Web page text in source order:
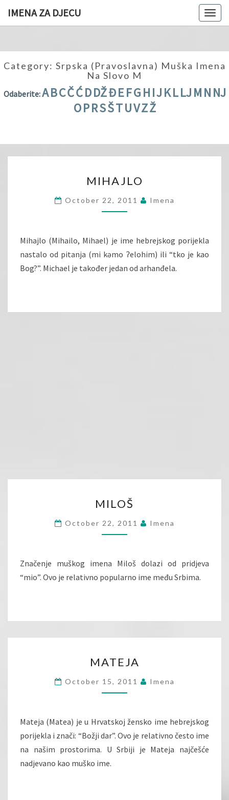
IMENA ZA DJECU
Category: Srpska (pravoslavna) Muška Imena
Na Slovo M
Odaberite:ABCČĆDDŽĐEFGHIJKLLJMNNJ
OPRSŠTUVZŽ
MIHAJLO
October 22, 2011 Imena
Mihajlo (Mihailo, Mihael) je ime hebrejskog porijekla
nastalo od pitanja (mi kəmo ʔelohim) ili “tko je kao
Bog?”. Michael je također jedan od arhanđela.
MILOŠ
October 22, 2011 Imena
Značenje muškog imena Miloš dolazi od pridjeva
“mio”. Ovo je relativno popularno ime među Srbima.
MATEJA
October 15, 2011 Imena
Mateja (Matea) je u Hrvatskoj žensko ime hebrejskog
porijekla i znači: “Božji dar”. Ovo je relativno često ime
na našim prostorima. U Srbiji je Mateja najčešće
nadjevano kao muško ime.